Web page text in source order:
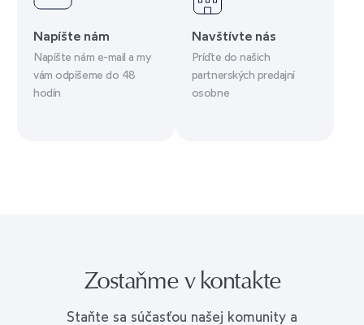
Napíšte nám
Napíšte nám e-mail a my
vám odpíšeme do 48
hodín
Navštívte nás
Príďte do našich
partnerských predajní
osobne
Zostaňme v kontakte
Staňte sa súčasťou našej komunity a